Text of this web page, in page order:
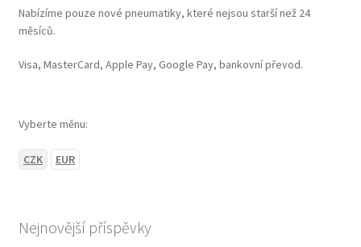
Nabízíme pouze nové pneumatiky, které nejsou starší než 24
měsíců.
Visa, MasterCard, Apple Pay, Google Pay, bankovní převod.
Vyberte měnu:
CZK EUR
Nejnovější příspěvky